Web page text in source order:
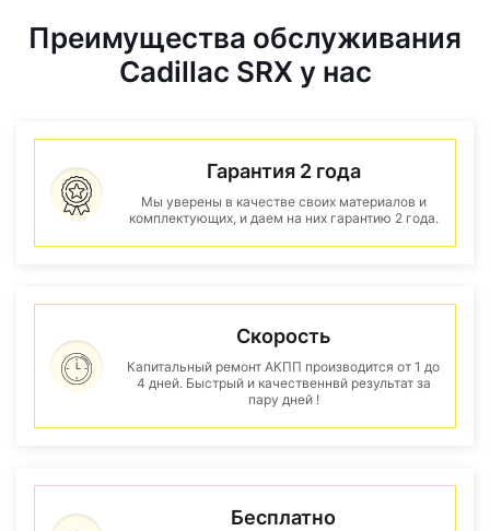
Преимущества обслуживания
Cadillac SRX у нас
Гарантия 2 года
Мы уверены в качестве своих материалов и
комплектующих, и даем на них гарантию 2 года.
Скорость
Капитальный ремонт АКПП производится от 1 до
4 дней. Быстрый и качественнвй результат за
пару дней !
Бесплатно